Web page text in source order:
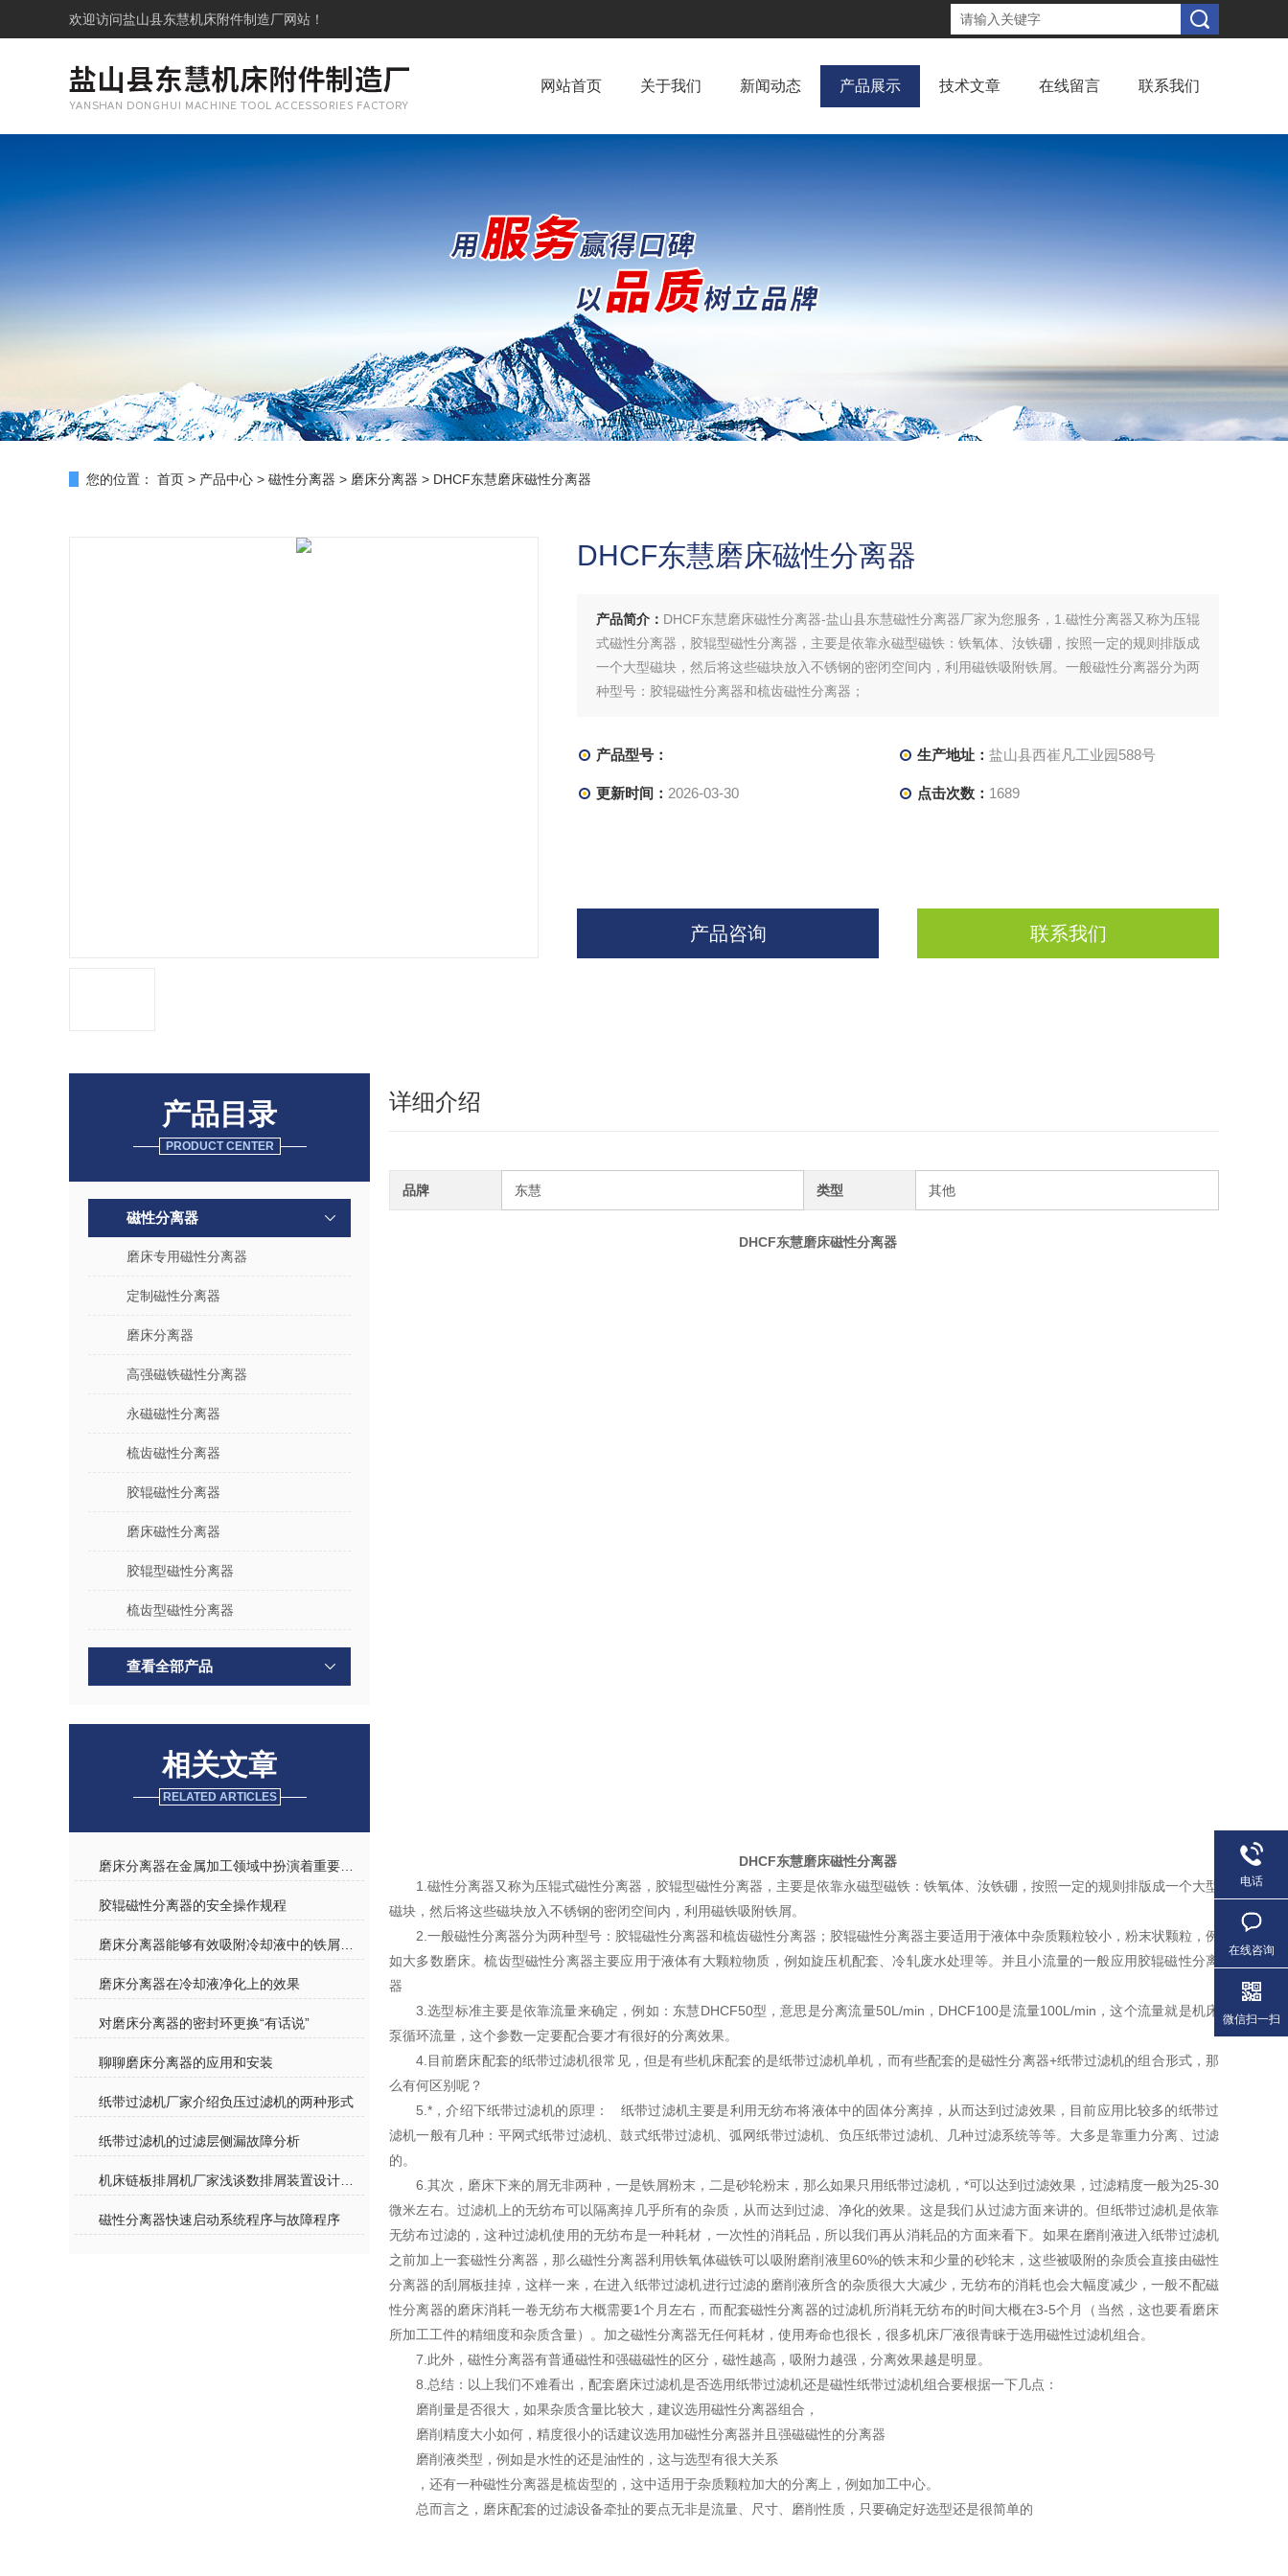
欢迎访问盐山县东慧机床附件制造厂网站！
网站首页 关于我们 新闻动态 产品展示 技术文章 在线留言 联系我们
您的位置： 首页 > 产品中心 > 磁性分离器 > 磨床分离器 > DHCF东慧磨床磁性分离器
DHCF东慧磨床磁性分离器
产品简介： DHCF东慧磨床磁性分离器-盐山县东慧磁性分离器厂家为您服务，1.磁性分离器又称为压辊
式磁性分离器，胶辊型磁性分离器，主要是依靠永磁型磁铁：铁氧体、汝铁硼，按照一定的规则排版成
一个大型磁块，然后将这些磁块放入不锈钢的密闭空间内，利用磁铁吸附铁屑。一般磁性分离器分为两
种型号：胶辊磁性分离器和梳齿磁性分离器；
产品型号： 生产地址： 盐山县西崔凡工业园588号
更新时间： 2026-03-30 点击次数： 1689
产品咨询 联系我们
产品目录
PRODUCT CENTER
磁性分离器
磨床专用磁性分离器
定制磁性分离器
磨床分离器
高强磁铁磁性分离器
永磁磁性分离器
梳齿磁性分离器
胶辊磁性分离器
磨床磁性分离器
胶辊型磁性分离器
梳齿型磁性分离器
查看全部产品
相关文章
RELATED ARTICLES
胶辊磁性分离器的安全操作规程
磨床分离器在冷却液净化上的效果
对磨床分离器的密封环更换“有话说”
聊聊磨床分离器的应用和安装
纸带过滤机厂家介绍负压过滤机的两种形式
纸带过滤机的过滤层侧漏故障分析
磁性分离器快速启动系统程序与故障程序
详细介绍
品牌 东慧 类型 其他
DHCF东慧磨床磁性分离器
DHCF东慧磨床磁性分离器
1.磁性分离器又称为压辊式磁性分离器，胶辊型磁性分离器，主要是依靠永磁型磁铁：铁氧体、汝铁硼，按照一定的规则排版成一个大型
磁块，然后将这些磁块放入不锈钢的密闭空间内，利用磁铁吸附铁屑。
2.一般磁性分离器分为两种型号：胶辊磁性分离器和梳齿磁性分离器；胶辊磁性分离器主要适用于液体中杂质颗粒较小，粉末状颗粒，例
如大多数磨床。梳齿型磁性分离器主要应用于液体有大颗粒物质，例如旋压机配套、冷轧废水处理等。并且小流量的一般应用胶辊磁性分离
器
3.选型标准主要是依靠流量来确定，例如：东慧DHCF50型，意思是分离流量50L/min，DHCF100是流量100L/min，这个流量就是机床
泵循环流量，这个参数一定要配合要才有很好的分离效果。
4.目前磨床配套的纸带过滤机很常见，但是有些机床配套的是纸带过滤机单机，而有些配套的是磁性分离器+纸带过滤机的组合形式，那
么有何区别呢？
5.*，介绍下纸带过滤机的原理： 纸带过滤机主要是利用无纺布将液体中的固体分离掉，从而达到过滤效果，目前应用比较多的纸带过
滤机一般有几种：平网式纸带过滤机、鼓式纸带过滤机、弧网纸带过滤机、负压纸带过滤机、几种过滤系统等等。大多是靠重力分离、过滤
的。
6.其次，磨床下来的屑无非两种，一是铁屑粉末，二是砂轮粉末，那么如果只用纸带过滤机，*可以达到过滤效果，过滤精度一般为25-30
微米左右。过滤机上的无纺布可以隔离掉几乎所有的杂质，从而达到过滤、净化的效果。这是我们从过滤方面来讲的。但纸带过滤机是依靠
无纺布过滤的，这种过滤机使用的无纺布是一种耗材，一次性的消耗品，所以我们再从消耗品的方面来看下。如果在磨削液进入纸带过滤机
之前加上一套磁性分离器，那么磁性分离器利用铁氧体磁铁可以吸附磨削液里60%的铁末和少量的砂轮末，这些被吸附的杂质会直接由磁性
分离器的刮屑板挂掉，这样一来，在进入纸带过滤机进行过滤的磨削液所含的杂质很大大减少，无纺布的消耗也会大幅度减少，一般不配磁
性分离器的磨床消耗一卷无纺布大概需要1个月左右，而配套磁性分离器的过滤机所消耗无纺布的时间大概在3-5个月（当然，这也要看磨床
所加工工件的精细度和杂质含量）。加之磁性分离器无任何耗材，使用寿命也很长，很多机床厂液很青睐于选用磁性过滤机组合。
7.此外，磁性分离器有普通磁性和强磁磁性的区分，磁性越高，吸附力越强，分离效果越是明显。
8.总结：以上我们不难看出，配套磨床过滤机是否选用纸带过滤机还是磁性纸带过滤机组合要根据一下几点：
磨削量是否很大，如果杂质含量比较大，建议选用磁性分离器组合，
磨削精度大小如何，精度很小的话建议选用加磁性分离器并且强磁磁性的分离器
磨削液类型，例如是水性的还是油性的，这与选型有很大关系
，还有一种磁性分离器是梳齿型的，这中适用于杂质颗粒加大的分离上，例如加工中心。
总而言之，磨床配套的过滤设备牵扯的要点无非是流量、尺寸、磨削性质，只要确定好选型还是很简单的
电话
在线咨询
微信扫一扫